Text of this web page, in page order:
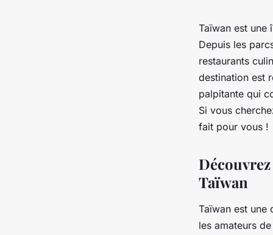
Taïwan: Découvrir
naturels,
Taïwan est une
Depuis les
restaurants
destination est
palpitante qui
Si vous
fait pour vous
Taïwan
Taïwan est une
les amateurs